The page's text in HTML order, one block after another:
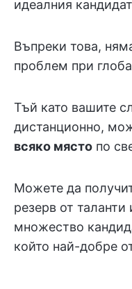
идеалния
Въпреки това,
проблем при
Тъй като вашите
дистанционно,
всяко място по
Можете да
резерв от таланти
множество
който най-добре